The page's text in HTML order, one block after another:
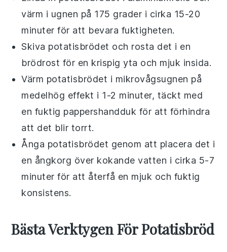
värm i ugnen på 175 grader i cirka 15-20
minuter för att bevara fuktigheten.
Skiva potatisbrödet och rosta det i en
brödrost för en krispig yta och mjuk insida.
Värm potatisbrödet i mikrovågsugnen på
medelhög effekt i 1-2 minuter, täckt med
en fuktig pappershandduk för att förhindra
att det blir torrt.
Ånga potatisbrödet genom att placera det i
en ångkorg över kokande vatten i cirka 5-7
minuter för att återfå en mjuk och fuktig
konsistens.
Bästa Verktygen För Potatisbröd